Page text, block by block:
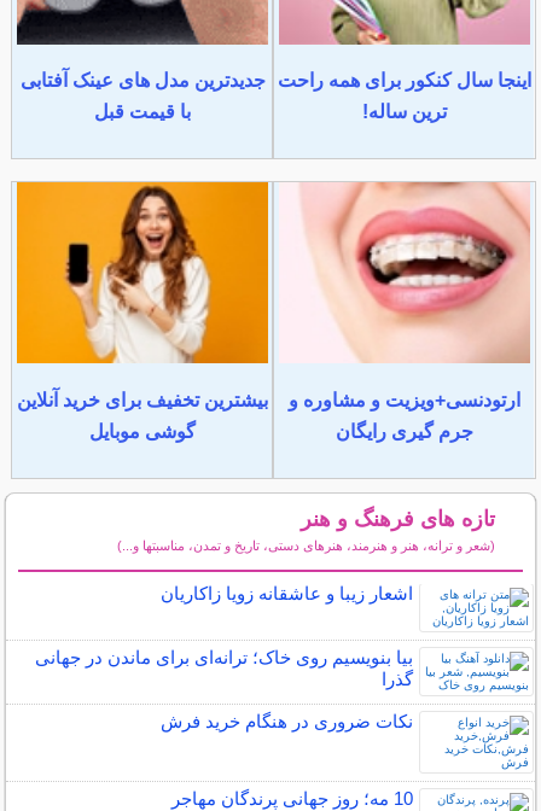
اینجا سال کنکور برای همه راحت
ترین ساله!
جدیدترین مدل های عینک آفتابی
با قیمت قبل
ارتودنسی+ویزیت و مشاوره و
جرم گیری رایگان
بیشترین تخفیف برای خرید آنلاین
گوشی موبایل
تازه های فرهنگ و هنر
(شعر و ترانه، هنر و هنرمند، هنرهای دستی، تاریخ و تمدن، مناسبتها و...)
اشعار زیبا و عاشقانه زویا زاکاریان
بیا بنویسیم روی خاک؛ ترانه‌ای برای ماندن در جهانی
گذرا
نکات ضروری در هنگام خرید فرش
10 مه؛ روز جهانی پرندگان مهاجر